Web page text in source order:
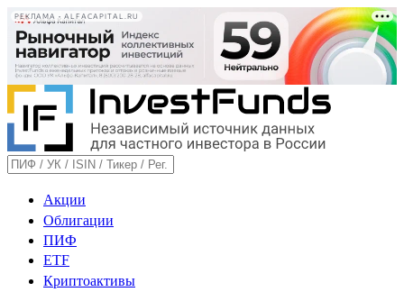
РЕКЛАМА • ALFACAPITAL.RU
Акции
Облигации
ПИФ
ETF
Криптоактивы